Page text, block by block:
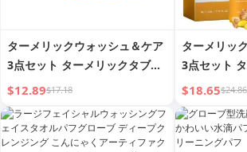
ターメリックウォッシュ＆ケア
3点セット ターメリックタブレ
ット、ターメリッククレンジン
グムース、ターメリックソープ
フェイシャルクレンジング スキ
ンケア フェイシャルクレンジン
$12.89$17.18
ターメリッ
3点セット
ット、ター
グムース、
フェイシャ
ンケア フェ
$18.65$24.86